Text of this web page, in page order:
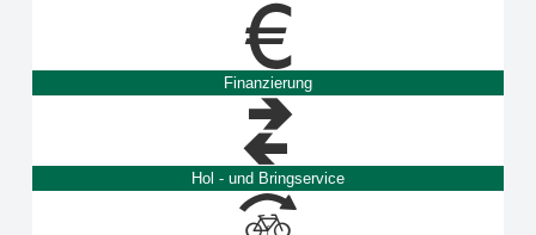
Finanzierung
Hol - und Bringservice